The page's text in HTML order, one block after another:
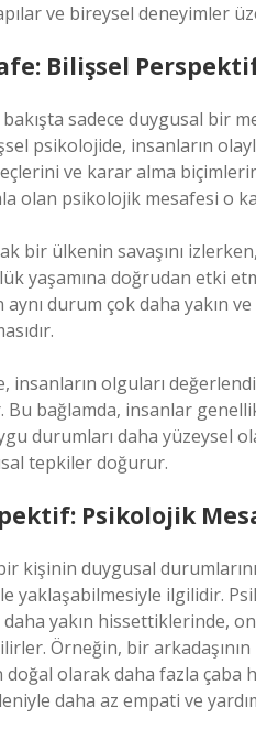
ve bireysel deneyimler
Bilişsel
sadece duygusal bir
psikolojide, insanların
ve karar alma
olan psikolojik mesafesi o
bir ülkenin savaşını
yaşamına doğrudan etki
aynı durum çok daha yakın
insanların olguları
bağlamda, insanlar
durumları daha yüzeysel
tepkiler doğurur.
Psikolojik
kişinin duygusal
yaklaşabilmesiyle ilgilidir.
yakın hissettiklerinde,
Örneğin, bir
olarak daha fazla çaba
daha az empati ve